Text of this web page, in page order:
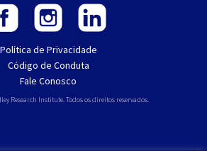
Política de Privacidade
Código de Conduta
Fale Conosco
Research Institute. Todos os direitos reservados.